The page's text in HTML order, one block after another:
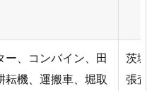
ー、コンバイン、田
耘機、運搬車、堀取
茨
張